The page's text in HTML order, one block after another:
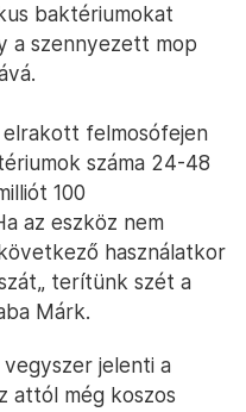
baktériumokat
a szennyezett mop
elrakott felmosófejen
száma 24-48
100
az eszköz nem
használatkor
terítünk szét a
Márk.
jelenti a
attól még koszos